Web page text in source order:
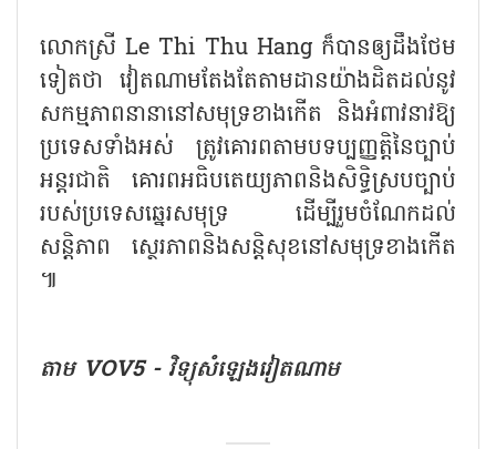
លោកស្រី Le Thi Thu Hang ក៏បានឲ្យដឹងថែម
ទៀតថា វៀតណាម​តែងតែតាម​ដាន​យ៉ាង​ដិត​ដល់​នូវ​
សកម្មភាព​នានានៅ​សមុទ្រខាងកើត និងអំពាវនាវឱ្យ
ប្រទេសទាំងអស់ ត្រូវគោរពតាមបទប្បញ្ញត្តិនៃច្បាប់
អន្តរជាតិ គោរព​អធិបតេយ្យភាពនិងសិទ្ធិស្របច្បាប់
របស់ប្រទេសឆ្នេរសមុទ្រ ដើម្បីរួមចំណែកដល់
សន្តិភាព ស្ថេរភាពនិង​សន្តិសុខ​នៅសមុទ្រ​ខាង​កើត​
៕
តាម VOV5 - វិទ្យុសំឡេងវៀតណាម​